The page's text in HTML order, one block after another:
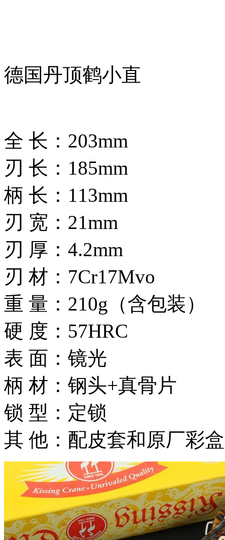
德国丹顶鹤小直
全 长：203mm
刃 长：185mm
柄 长：113mm
刃 宽：21mm
刃 厚：4.2mm
刃 材：7Cr17Mvo
重 量：210g（含包装）
硬 度：57HRC
表 面：镜光
柄 材：钢头+真骨片
锁 型：定锁
其 他：配皮套和原厂彩盒